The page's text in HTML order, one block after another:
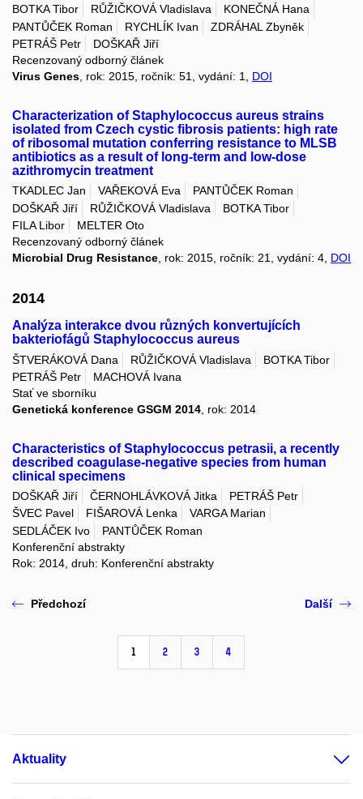
BOTKA Tibor RŮŽIČKOVÁ Vladislava
KONEČNÁ Hana
PANTŮČEK Roman
RYCHLÍK Ivan
ZDRÁHAL Zbyněk
PETRÁŠ Petr
DOŠKAŘ Jiří
Recenzovaný odborný článek
Virus Genes , rok: 2015, ročník: 51, vydání: 1, DOI
Characterization of Staphylococcus aureus strains
isolated from Czech cystic fibrosis patients: high rate
of ribosomal mutation conferring resistance to MLSB
antibiotics as a result of long-term and low-dose
azithromycin treatment
TKADLEC Jan VAŘEKOVÁ Eva
PANTŮČEK Roman
DOŠKAŘ Jiří
RŮŽIČKOVÁ Vladislava
BOTKA Tibor
FILA Libor
MELTER Oto
Recenzovaný odborný článek
Microbial Drug Resistance , rok: 2015, ročník: 21, vydání: 4, DOI
2014
Analýza interakce dvou různých konvertujících
bakteriofágů Staphylococcus aureus
ŠTVERÁKOVÁ Dana RŮŽIČKOVÁ Vladislava
BOTKA Tibor
PETRÁŠ Petr
MACHOVÁ Ivana
Stať ve sborníku
Genetická konference GSGM 2014 , rok: 2014
Characteristics of Staphylococcus petrasii, a recently
described coagulase-negative species from human
clinical specimens
DOŠKAŘ Jiří ČERNOHLÁVKOVÁ Jitka
PETRÁŠ Petr
ŠVEC Pavel
FIŠAROVÁ Lenka
VARGA Marian
SEDLÁČEK Ivo
PANTŮČEK Roman
Konferenční abstrakty
Rok: 2014, druh: Konferenční abstrakty
Předchozí
1 2 3 4
Další
Aktuality